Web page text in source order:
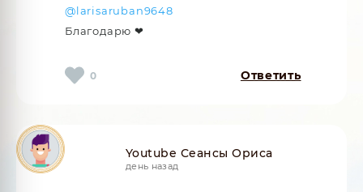
@larisaruban9648
Благодарю ❤
Ответить
0
Youtube Сеансы Ориса
день назад